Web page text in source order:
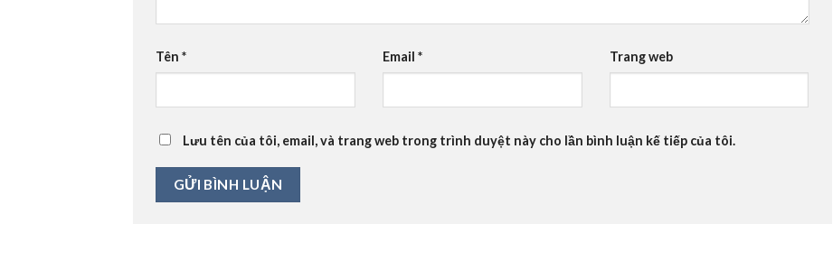
Tên * Email * Trang web
Lưu tên của tôi, email, và trang web trong trình duyệt này cho lần bình luận kế tiếp của tôi.